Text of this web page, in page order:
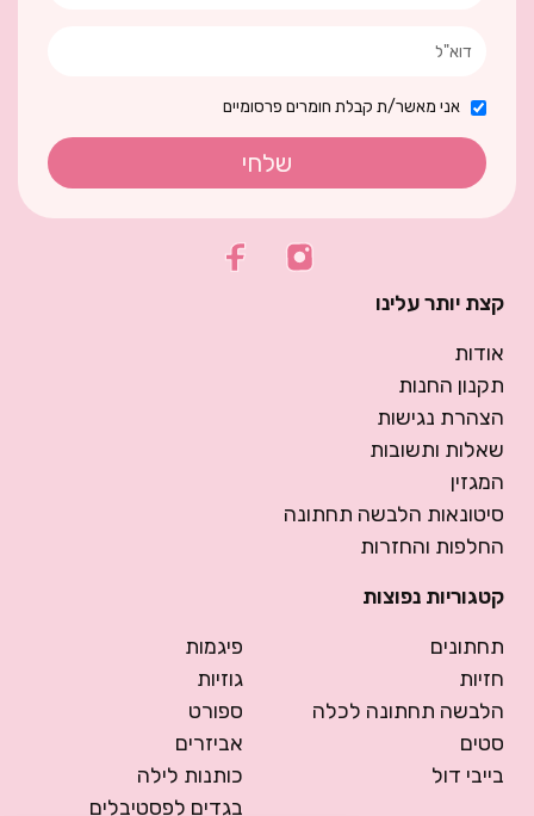
אני מאשר/ת קבלת חומרים פרסומיים
שלחי
קצת יותר עלינו
אודות
תקנון החנות
הצהרת נגישות
שאלות ותשובות
המגזין
סיטונאות הלבשה תחתונה
החלפות והחזרות
קטגוריות נפוצות
תחתונים
חזיות
הלבשה תחתונה לכלה
סטים
בייבי דול
פיגמות
גוזיות
ספורט
אביזרים
כותנות לילה
בגדים לפסטיבלים